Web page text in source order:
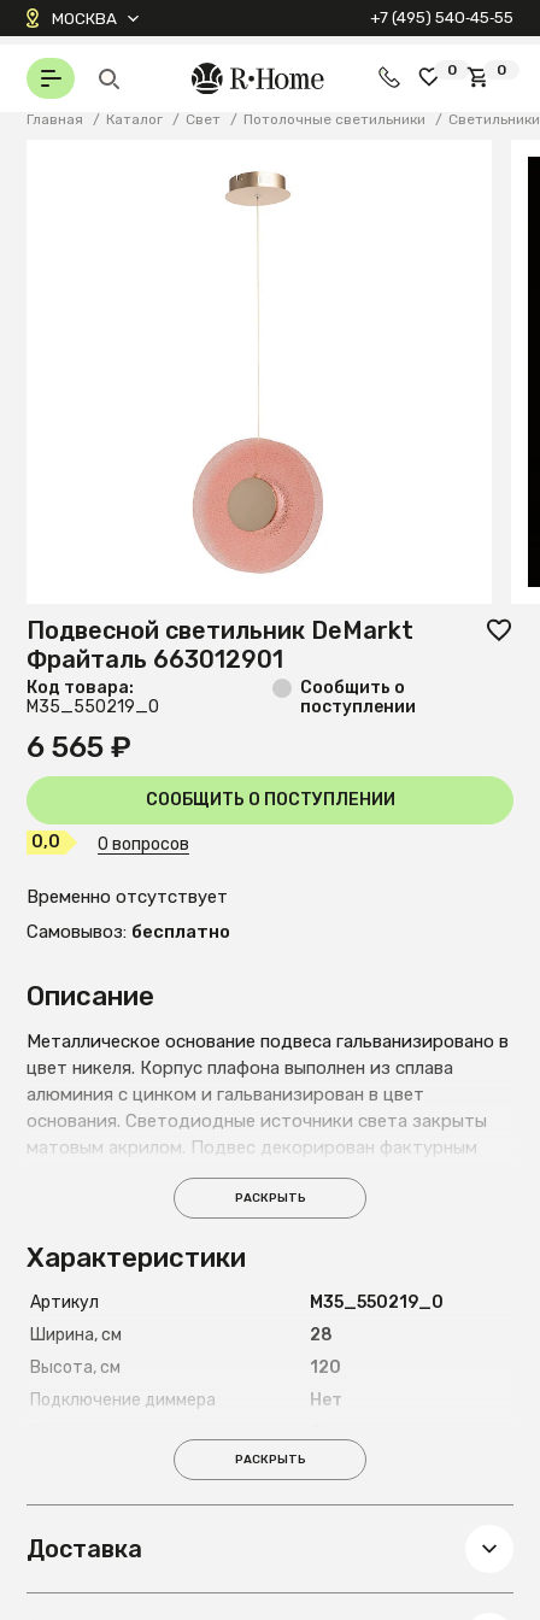
МОСКВА +7 (495) 540‑45‑55
0 0
Главная / Каталог / Свет / Потолочные светильники / Светильники
Описание
Металлическое основание подвеса гальванизировано в
цвет никеля. Корпус плафона выполнен из сплава
алюминия с цинком и гальванизирован в цвет
основания. Светодиодные источники света закрыты
матовым акрилом. Подвес декорирован фактурным
стеклом, окрашенным в массе в розовый цвет.
РАСКРЫТЬ
Характеристики
Артикул
М35_550219_0
Ширина, см
28
Высота, см
120
Подключение диммера
Нет
Глубина, см
Вес, кг
0,8
РАСКРЫТЬ
Доставка
Подвесной светильник DeMarkt
Фрайталь 663012901
Код товара:
М35_550219_0
Сообщить о
поступлении
6 565 ₽
СООБЩИТЬ О ПОСТУПЛЕНИИ
0,0 0 вопросов
Временно отсутствует
Самовывоз: бесплатно